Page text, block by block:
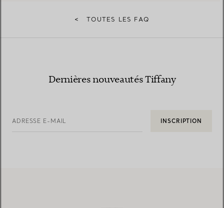
< TOUTES LES FAQ
Dernières nouveautés Tiffany
ADRESSE E-MAIL INSCRIPTION